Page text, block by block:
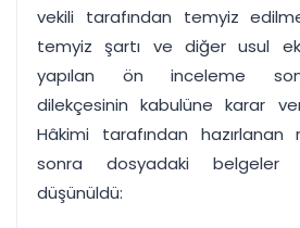
vekili tarafından temyiz
temyiz şartı ve diğer usul
yapılan ön inceleme
dilekçesinin kabulüne karar
Hâkimi tarafından hazırlanan
sonra dosyadaki belgeler
düşünüldü: